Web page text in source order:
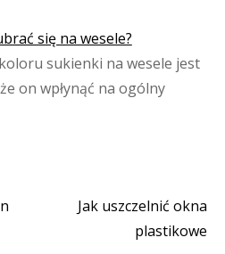
się na wesele?
sukienki na wesele jest
on wpłynąć na ogólny
Jak uszczelnić okna
plastikowe